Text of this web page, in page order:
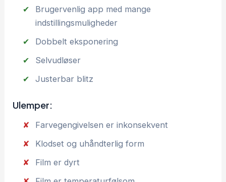
Brugervenlig app med mange
indstillingsmuligheder
Dobbelt eksponering
Selvudløser
Justerbar blitz
Ulemper:
Farvegengivelsen er inkonsekvent
Klodset og uhåndterlig form
Film er dyrt